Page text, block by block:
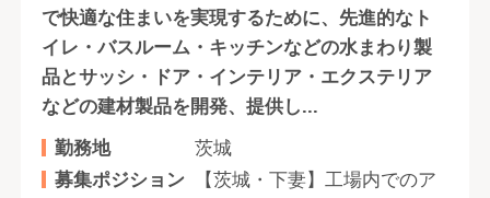
で快適な住まいを実現するために、先進的なト
イレ・バスルーム・キッチンなどの水まわり製
品とサッシ・ドア・インテリア・エクステリア
などの建材製品を開発、提供し...
勤務地
茨城
募集ポジション
【茨城・下妻】工場内でのア